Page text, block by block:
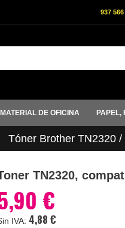
937 566
MATERIAL DE OFICINA PAPEL,
Tóner Brother TN2320 /
TN2320,
€
4,88 €